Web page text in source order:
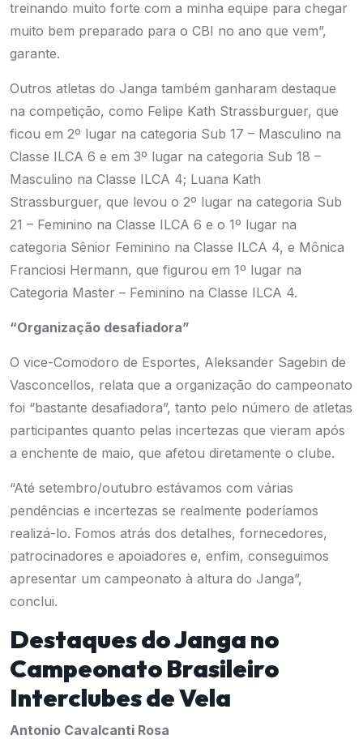
treinando muito forte com a minha equipe para chegar
muito bem preparado para o CBI no ano que vem”,
garante.
Outros atletas do Janga também ganharam destaque
na competição, como Felipe Kath Strassburguer, que
ficou em 2º lugar na categoria Sub 17 – Masculino na
Classe ILCA 6 e em 3º lugar na categoria Sub 18 –
Masculino na Classe ILCA 4; Luana Kath
Strassburguer, que levou o 2º lugar na categoria Sub
21 – Feminino na Classe ILCA 6 e o 1º lugar na
categoria Sênior Feminino na Classe ILCA 4, e Mônica
Franciosi Hermann, que figurou em 1º lugar na
Categoria Master – Feminino na Classe ILCA 4.
“Organização desafiadora”
O vice-Comodoro de Esportes, Aleksander Sagebin de
Vasconcellos, relata que a organização do campeonato
foi “bastante desafiadora”, tanto pelo número de atletas
participantes quanto pelas incertezas que vieram após
a enchente de maio, que afetou diretamente o clube.
“Até setembro/outubro estávamos com várias
pendências e incertezas se realmente poderíamos
realizá-lo. Fomos atrás dos detalhes, fornecedores,
patrocinadores e apoiadores e, enfim, conseguimos
apresentar um campeonato à altura do Janga”,
conclui.
Destaques do Janga no
Campeonato Brasileiro
Interclubes de Vela
Antonio Cavalcanti Rosa